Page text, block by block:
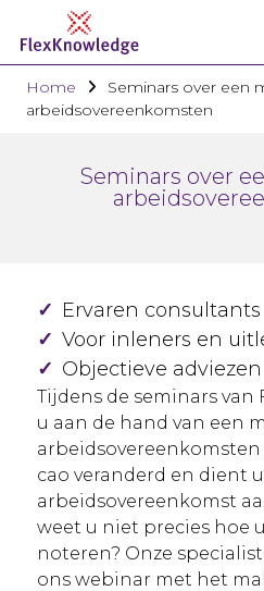
Home
Seminars over een
arbeidsovereenkomsten
Seminars over
✓ Ervaren consultants
✓ Voor inleners en
✓ Objectieve adviezen
Tijdens de seminars van
u aan de hand van een
arbeidsovereenkomsten
cao veranderd en dient
arbeidsovereenkomst
weet u niet precies hoe
noteren? Onze
ons webinar met het